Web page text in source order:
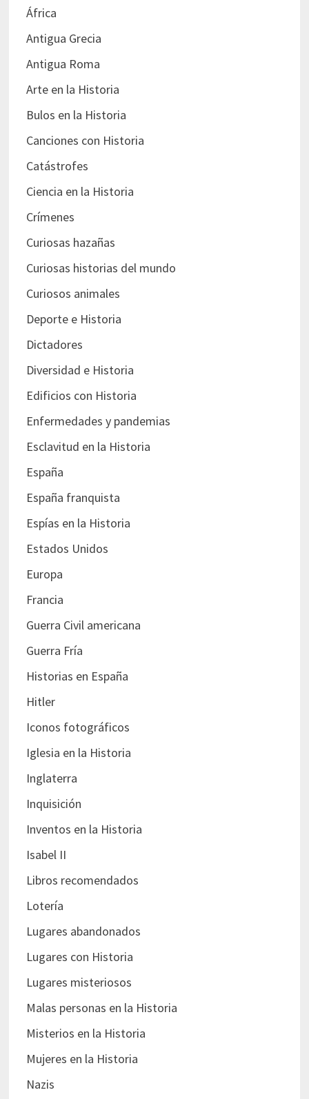
África
Antigua Grecia
Antigua Roma
Arte en la Historia
Bulos en la Historia
Canciones con Historia
Catástrofes
Ciencia en la Historia
Crímenes
Curiosas hazañas
Curiosas historias del mundo
Curiosos animales
Deporte e Historia
Dictadores
Diversidad e Historia
Edificios con Historia
Enfermedades y pandemias
Esclavitud en la Historia
España
España franquista
Espías en la Historia
Estados Unidos
Europa
Francia
Guerra Civil americana
Guerra Fría
Historias en España
Hitler
Iconos fotográficos
Iglesia en la Historia
Inglaterra
Inquisición
Inventos en la Historia
Isabel II
Libros recomendados
Lotería
Lugares abandonados
Lugares con Historia
Lugares misteriosos
Malas personas en la Historia
Misterios en la Historia
Mujeres en la Historia
Nazis